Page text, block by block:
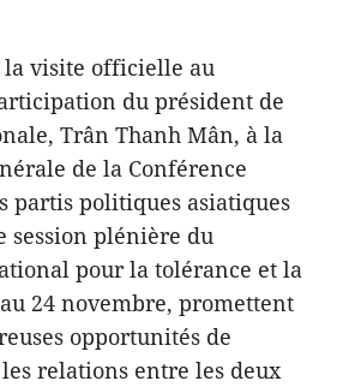
la visite officielle au
du président de
Trân Thanh Mân, à la
de la Conférence
partis politiques asiatiques
session plénière du
pour la tolérance et la
24 novembre, promettent
opportunités de
relations entre les deux